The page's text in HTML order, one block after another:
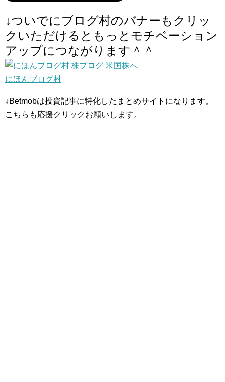
↓ついでにブログ村のバナーもクリッ
クいただけるともっとモチベーション
アップにつながります＾＾
にほんブログ村
↓Betmobは投資記事に特化したまとめサイトになります。
こちらも応援クリックお願いします。